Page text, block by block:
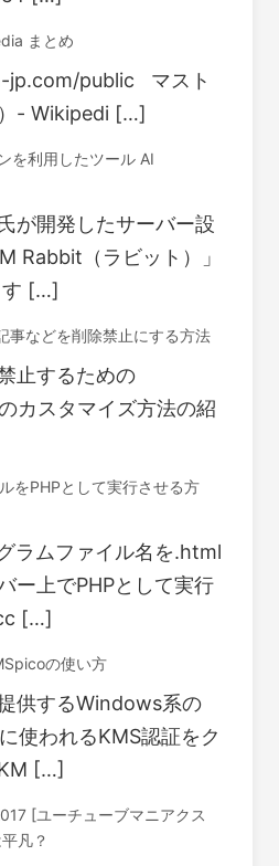
まとめ
public マスト
- Wikipedi […]
を利用したツール AI
が開発したサーバー設
Rabbit（ラビット）」
す […]
事などを削除禁止にする方法
止するための
カスタマイズ方法の紹
をPHPとして実行させる方
ラムファイル名を.html
ー上でPHPとして実行
[…]
の使い方
供するWindows系の
使われるKMS認証をク
[…]
[ユーチューブマニアクス
凡？